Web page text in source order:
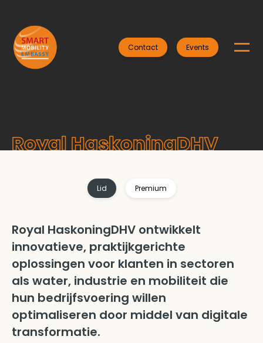
Contact Events
Royal HaskoningDHV
Lid Premium
Royal HaskoningDHV ontwikkelt
innovatieve, praktijkgerichte
oplossingen voor klanten in sectoren
als water, industrie en mobiliteit die
hun bedrijfsvoering willen
optimaliseren door middel van digitale
transformatie.